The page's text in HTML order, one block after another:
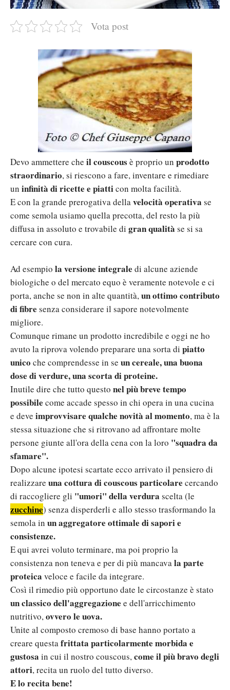
Vota post
Devo ammettere che il couscous è proprio un prodotto
straordinario, si riescono a fare, inventare e rimediare
un infinità di ricette e piatticon molta facilità.
E con la grande prerogativa dellavelocità operativa se
come semola usiamo quella precotta, del resto la più
diffusa in assoluto e trovabile di gran qualità se si sa
cercare con cura.
Ad esempio la versione integrale di alcune aziende
biologiche o del mercato equo è veramente notevole e ci
porta, anche se non in alte quantità,un ottimo contributo
di fibre senza considerare il sapore notevolmente
migliore.
Comunque rimane un prodotto incredibile e oggi ne ho
avuto la riprova volendo preparare una sorta di piatto
unico che comprendesse in se un cereale, una buona
dose di verdure, una scorta di proteine.
Inutile dire che tutto questo nel più breve tempo
possibile come accade spesso in chi opera in una cucina
e deve improvvisare qualche novità al momento, ma è la
stessa situazione che si ritrovano ad affrontare molte
persone giunte all'ora della cena con la loro "squadra da
sfamare".
Dopo alcune ipotesi scartate ecco arrivato il pensiero di
realizzare una cottura di couscous particolare cercando
di raccogliere gli "umori" della verdura scelta (le
zucchine) senza disperderli e allo stesso trasformando la
semola in un aggregatore ottimale di sapori e
consistenze.
E qui avrei voluto terminare, ma poi proprio la
consistenza non teneva e per di più mancavala parte
proteica veloce e facile da integrare.
Così il rimedio più opportuno date le circostanze è stato
un classico dell'aggregazione e dell'arricchimento
nutritivo,ovvero le uova.
Unite al composto cremoso di base hanno portato a
creare questafrittata particolarmente morbida e
gustosa in cui il nostro couscous,come il più bravo degli
attori, recita un ruolo del tutto diverso.
E lo recita bene!